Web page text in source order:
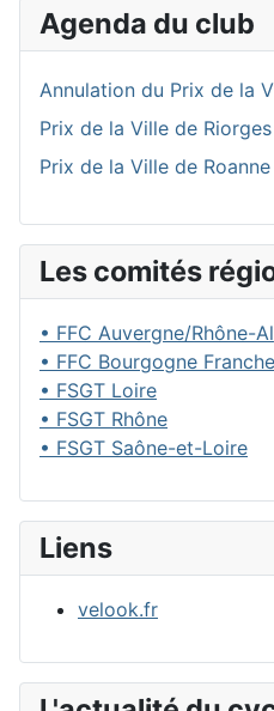
Agenda du club
Annulation du Prix de la
Prix de la Ville de
Prix de la Ville de
Les comités
• FFC Auvergne/Rhône-
• FFC Bourgogne
• FSGT Loire
• FSGT Rhône
• FSGT Saône-et-Loire
Liens
velook.fr